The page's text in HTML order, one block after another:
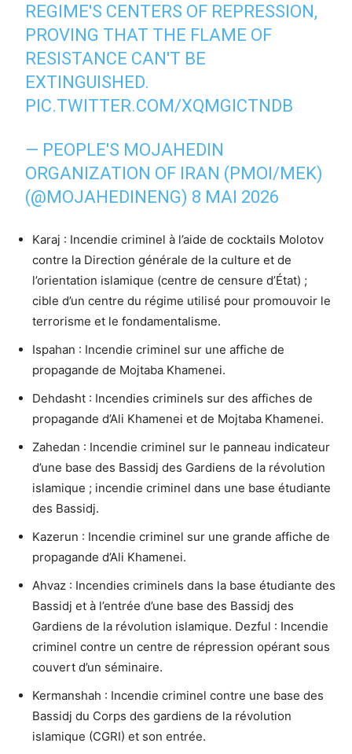
REGIME'S CENTERS OF REPRESSION,
PROVING THAT THE FLAME OF
RESISTANCE CAN'T BE
EXTINGUISHED.
PIC.TWITTER.COM/XQMGICTNDB
— PEOPLE'S MOJAHEDIN
ORGANIZATION OF IRAN (PMOI/MEK)
(@MOJAHEDINENG) 8 MAI 2026
Karaj : Incendie criminel à l’aide de cocktails Molotov
contre la Direction générale de la culture et de
l’orientation islamique (centre de censure d’État) ;
cible d’un centre du régime utilisé pour promouvoir le
terrorisme et le fondamentalisme.
Ispahan : Incendie criminel sur une affiche de
propagande de Mojtaba Khamenei.
Dehdasht : Incendies criminels sur des affiches de
propagande d’Ali Khamenei et de Mojtaba Khamenei.
Zahedan : Incendie criminel sur le panneau indicateur
d’une base des Bassidj des Gardiens de la révolution
islamique ; incendie criminel dans une base étudiante
des Bassidj.
Kazerun : Incendie criminel sur une grande affiche de
propagande d’Ali Khamenei.
Ahvaz : Incendies criminels dans la base étudiante des
Bassidj et à l’entrée d’une base des Bassidj des
Gardiens de la révolution islamique. Dezful : Incendie
criminel contre un centre de répression opérant sous
couvert d’un séminaire.
Kermanshah : Incendie criminel contre une base des
Bassidj du Corps des gardiens de la révolution
islamique (CGRI) et son entrée.